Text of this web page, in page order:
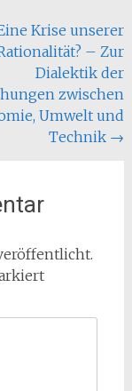
Krise unserer
– Zur
Dialektik der
zwischen
Umwelt und
Technik →